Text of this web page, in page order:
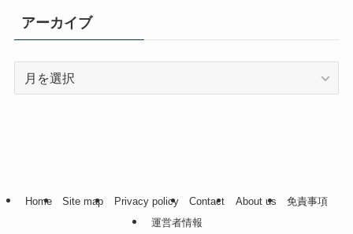
アーカイブ
Home Site map Privacy policy Contact About us
免責事項
運営者情報